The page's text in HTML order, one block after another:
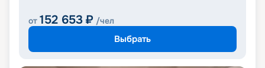
от 152 653 ₽ /чел
Выбрать